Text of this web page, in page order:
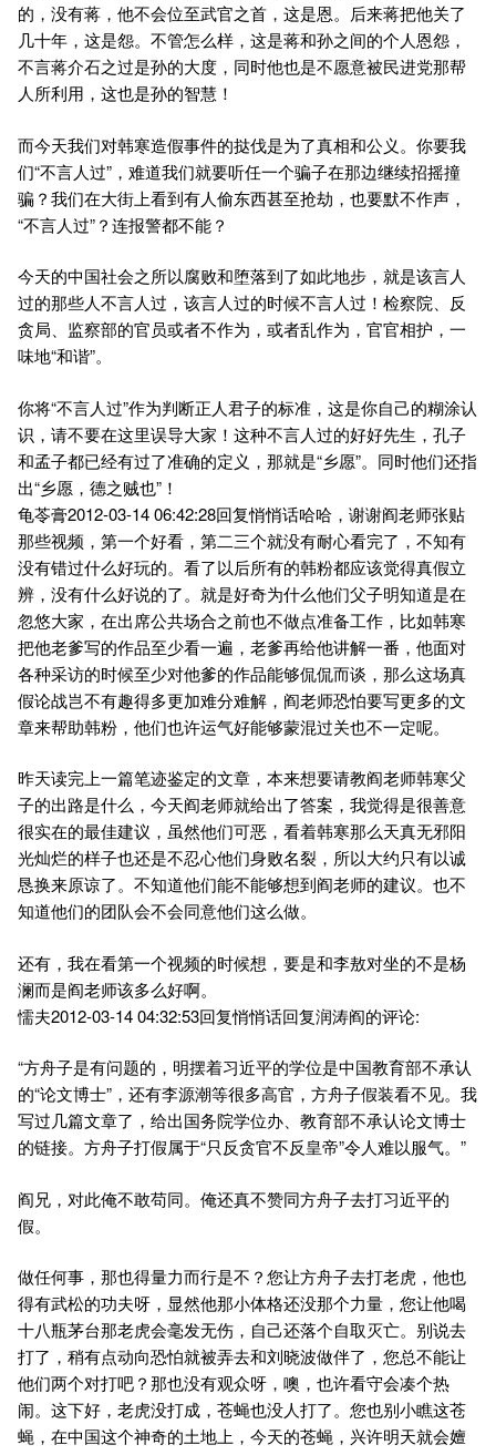
的，没有蒋，他不会位至武官之首，这是恩。后来蒋把他关了
几十年，这是怨。不管怎么样，这是蒋和孙之间的个人恩怨，
不言蒋介石之过是孙的大度，同时他也是不愿意被民进党那帮
人所利用，这也是孙的智慧！
而今天我们对韩寒造假事件的挞伐是为了真相和公义。你要我
们“不言人过”，难道我们就要听任一个骗子在那边继续招摇撞
骗？我们在大街上看到有人偷东西甚至抢劫，也要默不作声，
“不言人过”？连报警都不能？
今天的中国社会之所以腐败和堕落到了如此地步，就是该言人
过的那些人不言人过，该言人过的时候不言人过！检察院、反
贪局、监察部的官员或者不作为，或者乱作为，官官相护，一
味地“和谐”。
你将“不言人过”作为判断正人君子的标准，这是你自己的糊涂认
识，请不要在这里误导大家！这种不言人过的好好先生，孔子
和孟子都已经有过了准确的定义，那就是“乡愿”。同时他们还指
出“乡愿，德之贼也”！
龟苓膏2012-03-14 06:42:28回复悄悄话哈哈，谢谢阎老师张贴
那些视频，第一个好看，第二三个就没有耐心看完了，不知有
没有错过什么好玩的。看了以后所有的韩粉都应该觉得真假立
辨，没有什么好说的了。就是好奇为什么他们父子明知道是在
忽悠大家，在出席公共场合之前也不做点准备工作，比如韩寒
把他老爹写的作品至少看一遍，老爹再给他讲解一番，他面对
各种采访的时候至少对他爹的作品能够侃侃而谈，那么这场真
假论战岂不有趣得多更加难分难解，阎老师恐怕要写更多的文
章来帮助韩粉，他们也许运气好能够蒙混过关也不一定呢。
昨天读完上一篇笔迹鉴定的文章，本来想要请教阎老师韩寒父
子的出路是什么，今天阎老师就给出了答案，我觉得是很善意
很实在的最佳建议，虽然他们可恶，看着韩寒那么天真无邪阳
光灿烂的样子也还是不忍心他们身败名裂，所以大约只有以诚
恳换来原谅了。不知道他们能不能够想到阎老师的建议。也不
知道他们的团队会不会同意他们这么做。
还有，我在看第一个视频的时候想，要是和李敖对坐的不是杨
澜而是阎老师该多么好啊。
懦夫2012-03-14 04:32:53回复悄悄话回复润涛阎的评论:
“方舟子是有问题的，明摆着习近平的学位是中国教育部不承认
的“论文博士”，还有李源潮等很多高官，方舟子假装看不见。我
写过几篇文章了，给出国务院学位办、教育部不承认论文博士
的链接。方舟子打假属于“只反贪官不反皇帝”令人难以服气。”
阎兄，对此俺不敢苟同。俺还真不赞同方舟子去打习近平的
假。
做任何事，那也得量力而行是不？您让方舟子去打老虎，他也
得有武松的功夫呀，显然他那小体格还没那个力量，您让他喝
十八瓶茅台那老虎会毫发无伤，自己还落个自取灭亡。别说去
打了，稍有点动向恐怕就被弄去和刘晓波做伴了，您总不能让
他们两个对打吧？那也没有观众呀，噢，也许看守会凑个热
闹。这下好，老虎没打成，苍蝇也没人打了。您也别小瞧这苍
蝇，在中国这个神奇的土地上，今天的苍蝇，兴许明天就会嬗